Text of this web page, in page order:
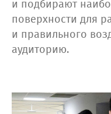
и подбирают
поверхности для
и правильного
аудиторию.